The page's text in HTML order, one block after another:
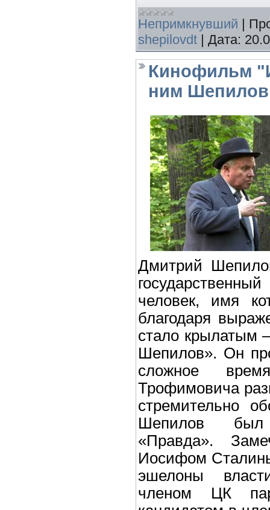
Непримкнувший |
shepilovdt | Дата:
Кинофильм
ним
Дмитрий
человек, имя
благодаря
стало крылатым
Шепилов». Он
сложное
Трофимовича
стремительно
Шепилов был
«Правда».
Иосифом
эшелоны
членом ЦК